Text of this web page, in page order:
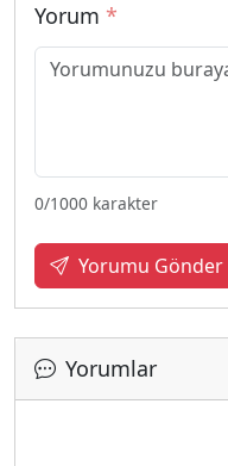
Yorum *
0/1000 karakter
Yorumu Gönder
Yorumlar